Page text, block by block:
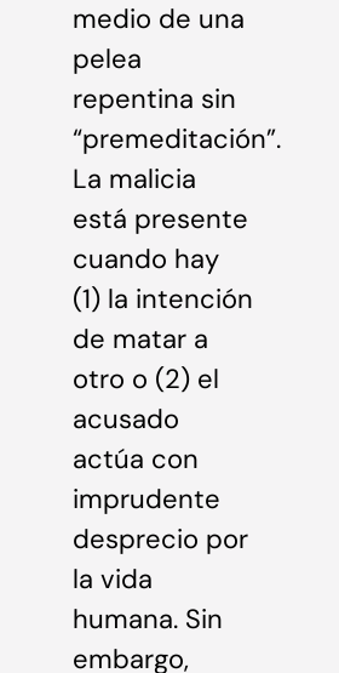
medio de una
pelea
repentina sin
“premeditación”.
La malicia
está presente
cuando hay
(1) la intención
de matar a
otro o (2) el
acusado
actúa con
imprudente
desprecio por
la vida
humana. Sin
embargo,